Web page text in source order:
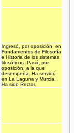
Ingresó, por oposición, en
Fundamentos de Filosofía
e Historia de los sistemas
filosóficos. Pasó, por
oposición, a la que
desempeña. Ha servido
en La Laguna y Murcia.
Ha sido Rector.